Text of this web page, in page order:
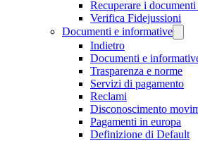
Recuperare i
Verifica Fidejussioni
Documenti e informative
Indietro
Documenti e
Trasparenza e norme
Servizi di pagamento
Reclami
Disconoscimento
Pagamenti in europa
Definizione di Default